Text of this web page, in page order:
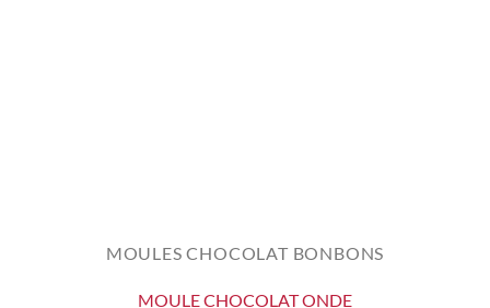
MOULES CHOCOLAT BONBONS
MOULE CHOCOLAT ONDE